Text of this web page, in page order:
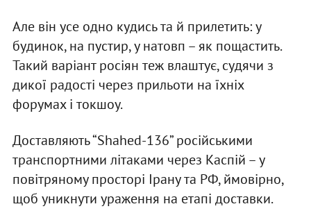
Але він усе одно кудись та й прилетить: у
будинок, на пустир, у натовп – як пощастить.
Такий варіант росіян теж влаштує, судячи з
дикої радості через прильоти на їхніх
форумах і токшоу.
Доставляють “Shahed-136” російськими
транспортними літаками через Каспій – у
повітряному просторі Ірану та РФ, ймовірно,
щоб уникнути ураження на етапі доставки.